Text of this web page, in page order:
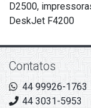
D2500,
DeskJet F4200
Contatos
44 99926-1763
44 3031-5953